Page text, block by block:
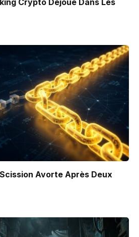
Crypto Déjoué Dans Les
Scission Avorte Après Deux